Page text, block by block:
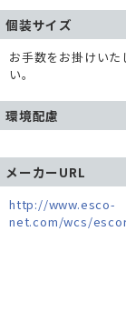
個装サイズ
お手数をお掛けい
い。
環境配慮
メーカーURL
http://www.esco-
net.com/wcs/